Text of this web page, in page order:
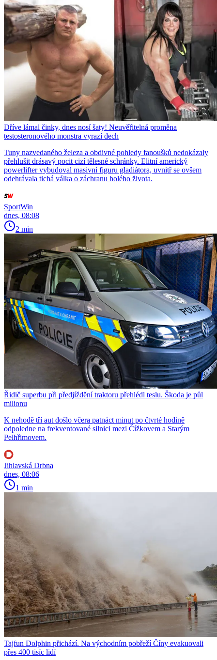
Dříve lámal činky, dnes nosí šaty! Neuvěřitelná proměna
testosteronového monstra vyrazí dech
Tuny nazvedaného železa a obdivné pohledy fanoušků nedokázaly
přehlušit drásavý pocit cizí tělesné schránky. Elitní americký
powerlifter vybudoval masivní figuru gladiátora, uvnitř se ovšem
odehrávala tichá válka o záchranu holého života.
SportWin
dnes, 08:08
2 min
Řidič superbu při předjíždění traktoru přehlédl teslu. Škoda je půl
milionu
K nehodě tří aut došlo včera patnáct minut po čtvrté hodině
odpoledne na frekventované silnici mezi Čížkovem a Starým
Pelhřimovem.
Jihlavská Drbna
dnes, 08:06
1 min
Tajfun Dolphin přichází. Na východním pobřeží Číny evakuovali
přes 400 tisíc lidí